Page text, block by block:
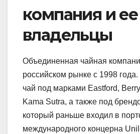
компания и ее
владельцы
Объединенная чайная
российском рынке с 1998
чай под марками Eastford,
Kama Sutra, а также под
который раньше входил в
международного концерна